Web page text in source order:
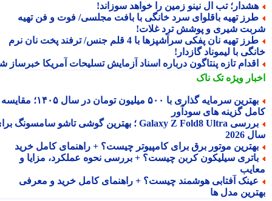
تب ال نینو زمین را خواهد سوزاند!
تهیه باقلوای سرد خانگی با بافت مجلسی/ فوت و فن تهیه
شیری و پوشش ترد غلات!
طرز تهیه نان پفکی سرآشپزها با 4 قلم جنس/ ترفند پخت نان نرم
با لیموناد گازدار!
تازه پنتاگون درباره اسناد آزمایش تسلیحات آمریکا خبرساز شد
ویژهتک ناک
بهترین سرمایه گذاری با ۵۰۰ میلیون تومان در سال ۱۴۰۵؛ مقایسه
گزینه های سودآور
بررسی Galaxy Z Fold8 Ultra ؛ بهترین گوشی تاشو سامسونگ برای
2026
موتور برق برای کامپیوتر چیست؟ + راهنمای کامل خرید
سیلیکون کربن چیست؟ + بررسی نحوه عملکرد، مزایا و
آفتابی هوشمند چیست؟ + راهنمای کامل خرید و معرفی
مدل ها